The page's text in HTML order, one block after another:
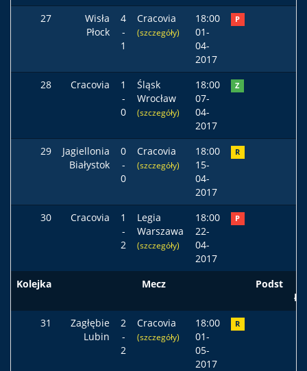
27
Wisła
Płock
4
-
1
Cracovia
(szczegóły)
18:00
01-
04-
2017
P
28 Cracovia
1
-
0
Śląsk
Wrocław
(szczegóły)
18:00
07-
04-
2017
Z
29
Jagiellonia
Białystok
0
-
0
Cracovia
(szczegóły)
18:00
15-
04-
2017
R
30 Cracovia
1
-
2
Legia
Warszawa
(szczegóły)
18:00
22-
04-
2017
P
Kolejka Mecz Podst
31
Zagłębie
Lubin
2
-
2
Cracovia
(szczegóły)
18:00
01-
05-
2017
R